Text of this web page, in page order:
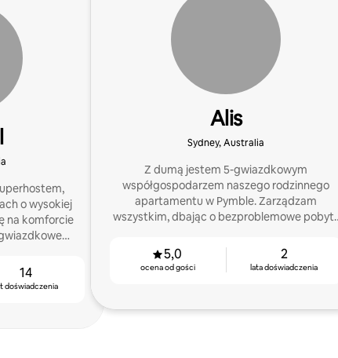
o wysokiej
na komforcie
14
doświadczenia
Alis
Sydney, Australia
Z dumą jestem 5-gwiazdkowym
współgospodarzem naszego rodzinnego
apartamentu w Pymble. Zarządzam
wszystkim, dbając o bezproblemowe pobyty
5,0
ocena od gości
2
lata doświadczenia